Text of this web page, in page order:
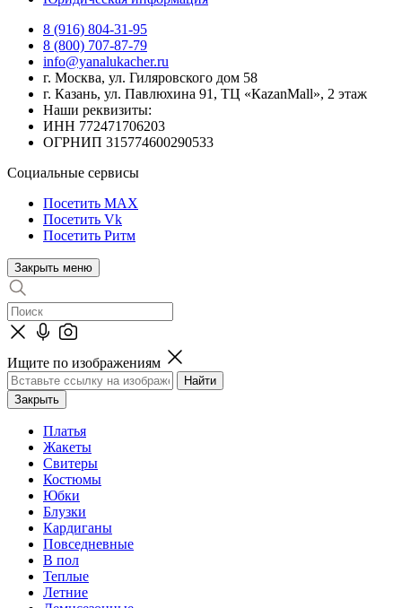
8 (916) 804-31-95
8 (800) 707-87-79
info@yanalukacher.ru
г. Москва, ул. Гиляровского дом 58
г. Казань, ул. Павлюхина 91, ТЦ «КazanMall», 2 этаж
Наши реквизиты:
ИНН 772471706203
ОГРНИП 315774600290533
Социальные сервисы
Посетить MAX
Посетить Vk
Посетить Ритм
Закрыть меню
Ищите по изображениям
Закрыть
Платья
Жакеты
Свитеры
Костюмы
Юбки
Блузки
Кардиганы
Повседневные
В пол
Теплые
Летние